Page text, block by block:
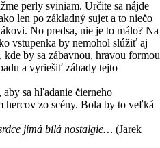
perly sviniam. Určite sa nájde
len po základný sujet a to niečo
No predsa, nie je to málo? Na
vstupenka by nemohol slúžiť aj
by sa zábavnou, hravou formou
a vyriešiť záhady tejto
sa hľadanie čierneho
hercov zo scény. Bola by to veľká
jímá bílá nostalgie…(Jarek